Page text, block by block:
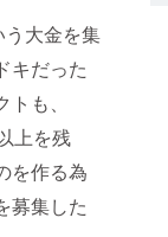
大金を集
キだった
も、
上を残
を作る為
募集した